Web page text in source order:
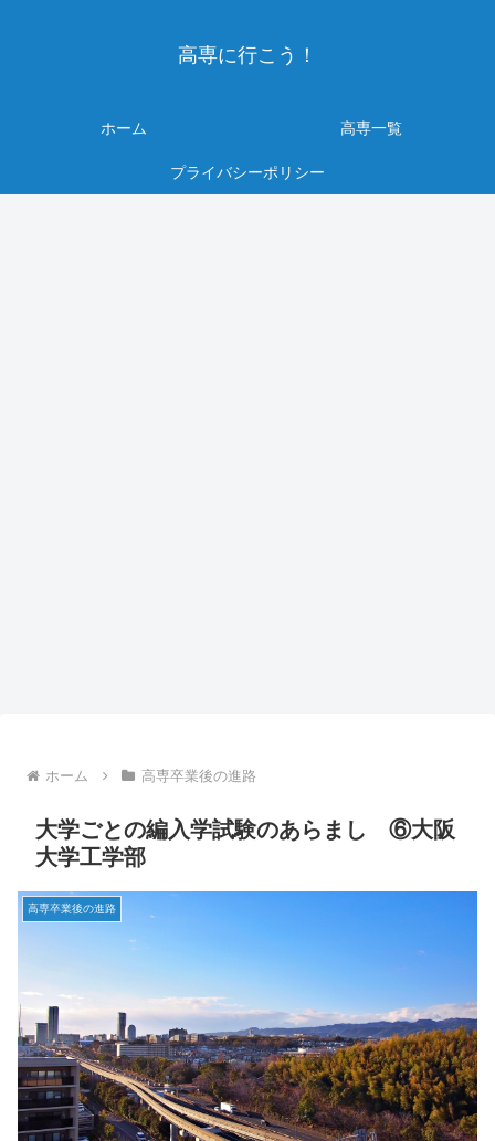
高専に行こう！
ホーム 高専一覧
プライバシーポリシー
ホーム 高専卒業後の進路
大学ごとの編入学試験のあらまし ⑥大阪
大学工学部
高専卒業後の進路